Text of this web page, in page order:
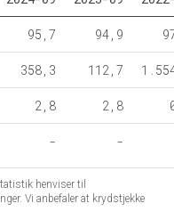
95,7 94,9
358,3 112,7
2,8 2,8
- -
henviser til
Vi anbefaler at krydstjekke